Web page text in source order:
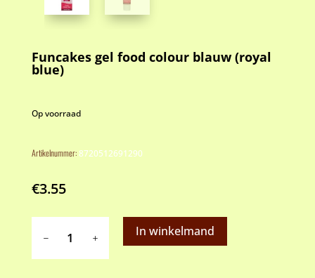
Funcakes gel food colour blauw (royal
blue)
Op voorraad
Artikelnummer:8720512691290
€3.55
In winkelmand